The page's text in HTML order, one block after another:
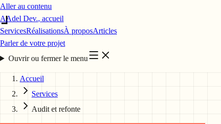
Aller au contenu
AAdel Dev., accueil
ServicesRéalisationsÀ proposArticles
Parler de votre projet
Ouvrir ou fermer le menu
Accueil
Services
Audit et refonte